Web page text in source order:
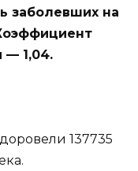
заболевших на
— 1,04.
137735